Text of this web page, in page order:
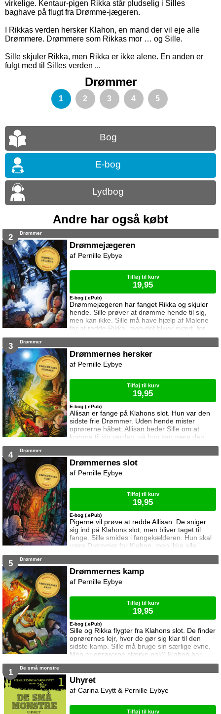
virkelige. Kentaur-pigen Rikka står pludselig i Silles
baghave på flugt fra Drømme-jægeren.
I Rikkas verden hersker Klahon, en mand der vil eje alle
Drømmere. Drømmere som Rikkas mor … og Sille.
Sille skjuler Rikka, men Rikka er ikke alene. En anden er
fulgt med til Silles verden ...
Drømmer
1 2 3 4 5
Bog
E-bog
Lydbog
Andre har også købt
2 Drømmer
Drømmejægeren
Drømmejægeren har fanget Rikka og skjuler
hende. Sille prøver at drømme hende til sig,
men kan ikke. Sille må have hjælp af Malene
for at redde Rikka, men det bliver svært, for
Drømmejægeren er stærk. Kan pigerne redde
dem?
E-bog (.ePub)
Pernille Eybye
Tilføj til kurv
19,95
3 Drømmer
Drømmernes hersker
Allisan er fange på Klahons slot. Hun var den
sidste frie Drømmer. Uden hende mister
oprørerne håbet. Allisan beder Sille om at
komme til sin verden, så hun kan være den
sidste frie Drømmer. Sammen med Malene
men Klahon ved at de er kommet til hans
verden ...
E-bog (.ePub)
Pernille Eybye
Tilføj til kurv
19,95
4 Drømmer
Drømmernes slot
Pigerne vil prøve at redde Allisan. De sniger
sig ind på Klahons slot, men bliver taget til
fange. Sille smides i fangekælderen. Hun skal
være Drømmer for Klahon, men ikke alle
drømme er gode drømme. Pigerne forsøger at
E-bog (.ePub)
Pernille Eybye
Tilføj til kurv
19,95
5 Drømmer
Drømmernes kamp
Sille og Rikka flygter fra Klahons slot. De finder
oprørernes lejr, hvor de gør sig klar til den
sidste kamp. Sille må bruge sin særlige evne.
Men er oprørerne stærke nok? Klahon har
nemlig soldater, Grimlinger ... og dårlige
E-bog (.ePub)
Pernille Eybye
Tilføj til kurv
19,95
1 De små monstre
Uhyret
Carina Evytt & Pernille Eybye
Tilføj til kurv